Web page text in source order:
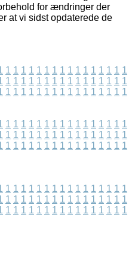
for ændringer der
at vi sidst opdaterede de
1 1 1 1 1 1 1 1 1 1 1 1 1 1 1 1
1 1 1 1 1 1 1 1 1 1 1 1 1 1 1 1
1 1 1 1 1 1 1 1 1 1 1 1 1 1 1 1
1 1 1 1 1 1 1 1 1 1 1 1 1 1 1 1
1 1 1 1 1 1 1 1 1 1 1 1 1 1 1 1
1 1 1 1 1 1 1 1 1 1 1 1 1 1 1 1
1 1 1 1 1 1 1 1 1 1 1 1 1 1 1 1
1 1 1 1 1 1 1 1 1 1 1 1 1 1 1 1
1 1 1 1 1 1 1 1 1 1 1 1 1 1 1 1